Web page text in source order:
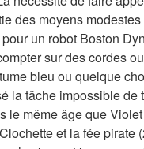
des moyens
un robot Boston
sur des cordes
bleu ou quelque
la tâche impossible de
le même âge que
et la fée pirate